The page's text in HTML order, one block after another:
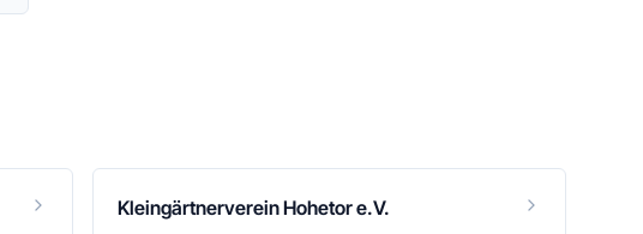
Kleingärtnerverein Hohetor e.V.